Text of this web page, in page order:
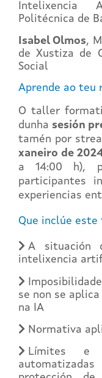
Intelixencia
Politécnica de
Isabel Olmos,
de Xustiza de
Social
Aprende ao teu
O taller
dunha sesión
tamén por
xaneiro de
a 14:00 h),
participantes
experiencias
Que inclúe
A situación
intelixencia
se non se
na IA
Normativa
Límites e